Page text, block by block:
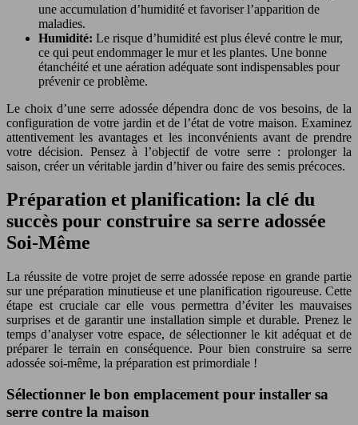
une accumulation d’humidité et favoriser l’apparition de
maladies.
Humidité: Le risque d’humidité est plus élevé contre le mur,
ce qui peut endommager le mur et les plantes. Une bonne
étanchéité et une aération adéquate sont indispensables pour
prévenir ce problème.
Le choix d’une serre adossée dépendra donc de vos besoins, de la
configuration de votre jardin et de l’état de votre maison. Examinez
attentivement les avantages et les inconvénients avant de prendre
votre décision. Pensez à l’objectif de votre serre : prolonger la
saison, créer un véritable jardin d’hiver ou faire des semis précoces.
Préparation et planification: la clé du
succès pour construire sa serre adossée
Soi-Même
La réussite de votre projet de serre adossée repose en grande partie
sur une préparation minutieuse et une planification rigoureuse. Cette
étape est cruciale car elle vous permettra d’éviter les mauvaises
surprises et de garantir une installation simple et durable. Prenez le
temps d’analyser votre espace, de sélectionner le kit adéquat et de
préparer le terrain en conséquence. Pour bien construire sa serre
adossée soi-même, la préparation est primordiale !
Sélectionner le bon emplacement pour installer sa
serre contre la maison